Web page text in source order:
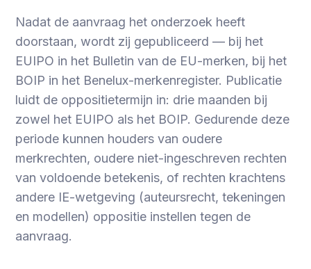
Nadat de aanvraag het onderzoek heeft
doorstaan, wordt zij gepubliceerd — bij het
EUIPO in het Bulletin van de EU-merken, bij het
BOIP in het Benelux-merkenregister. Publicatie
luidt de oppositietermijn in: drie maanden bij
zowel het EUIPO als het BOIP. Gedurende deze
periode kunnen houders van oudere
merkrechten, oudere niet-ingeschreven rechten
van voldoende betekenis, of rechten krachtens
andere IE-wetgeving (auteursrecht, tekeningen
en modellen) oppositie instellen tegen de
aanvraag.